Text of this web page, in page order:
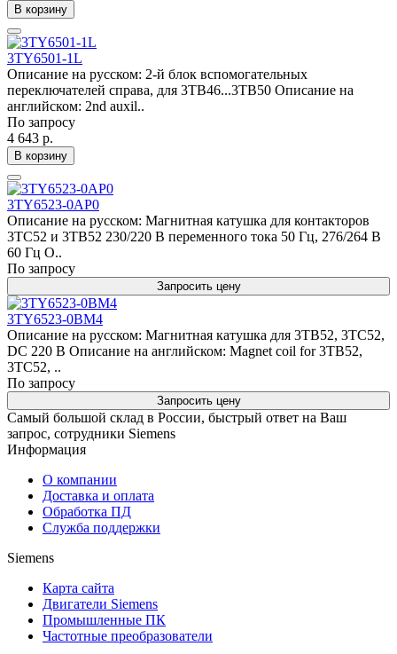
В корзину
3TY6501-1L
Описание на русском: 2-й блок вспомогательных
переключателей справа, для 3TB46...3TB50 Описание на
английском: 2nd auxil..
По запросу
4 643 р.
В корзину
3TY6523-0AP0
Описание на русском: Магнитная катушка для контакторов
3TC52 и 3TB52 230/220 В переменного тока 50 Гц, 276/264 В
60 Гц О..
По запросу
Запросить цену
3TY6523-0BM4
Описание на русском: Магнитная катушка для 3TB52, 3TC52,
DC 220 В Описание на английском: Magnet coil for 3TB52,
3TC52, ..
По запросу
Запросить цену
Самый большой склад в России, быстрый ответ на Ваш
запрос, сотрудники Siemens
Информация
О компании
Доставка и оплата
Обработка ПД
Служба поддержки
Siemens
Карта сайта
Двигатели Siemens
Промышленные ПК
Частотные преобразователи